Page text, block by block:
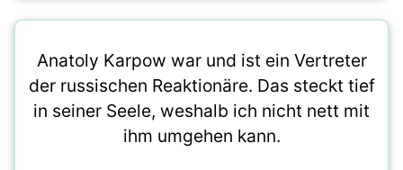
Anatoly Karpow war und ist ein Vertreter
der russischen Reaktionäre. Das steckt tief
in seiner Seele, weshalb ich nicht nett mit
ihm umgehen kann.